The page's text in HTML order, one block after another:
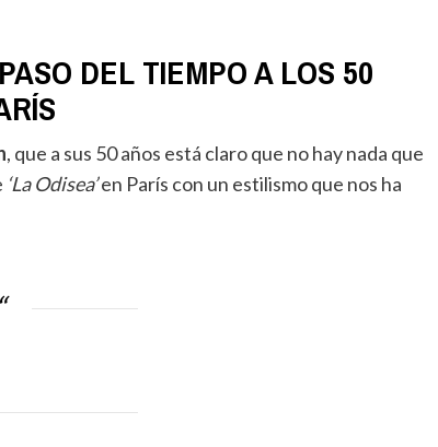
DEL TIEMPO A LOS 50
, que a sus 50 años está claro que no hay nada que
‘La Odisea’en París con un estilismo que nos ha